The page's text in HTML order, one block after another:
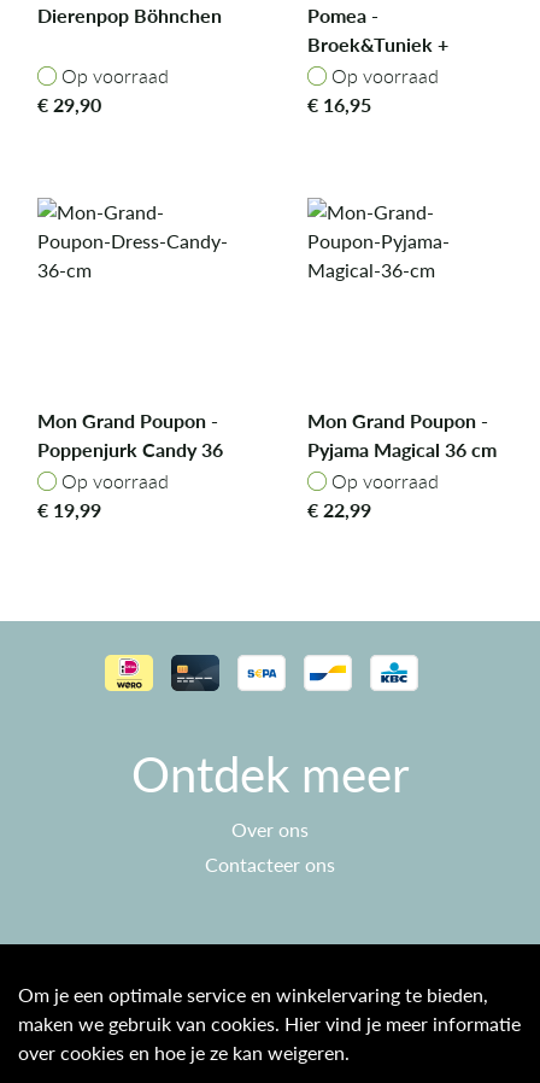
Dierenpop Böhnchen
Op voorraad
Op voorraad
€29,90
Pomea -
Broek&Tuniek +
Mutsje Peach - 30-34
cm
Op voorraad
Op voorraad
€ 16,95
Mon Grand Poupon -
Poppenjurk Candy 36
cmOp voorraad
Op voorraad
€ 19,99
Mon Grand Poupon -
Pyjama Magical 36 cm
Op voorraad
Op voorraad
€22,99
Ontdek meer
Over ons
Contacteer ons
Algemene voorwaarden
Privacy beleid
Om je een optimale service en winkelervaring te bieden,
maken we gebruik van cookies. Hier vind je meer informatie
over cookies en hoe je ze kan weigeren.